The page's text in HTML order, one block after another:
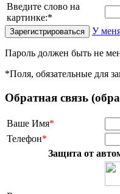
Введите слово на
картинке:*
У
Пароль должен быть не
*Поля, обязательные для
Обратная связь
Ваше Имя*
Телефон*
Защита от